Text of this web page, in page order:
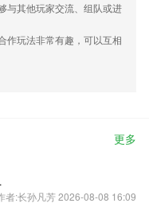
与其他玩家交流、组队或进
作玩法非常有趣，可以互相
更多
12万
者:长孙凡芳 2026-08-08 16:09